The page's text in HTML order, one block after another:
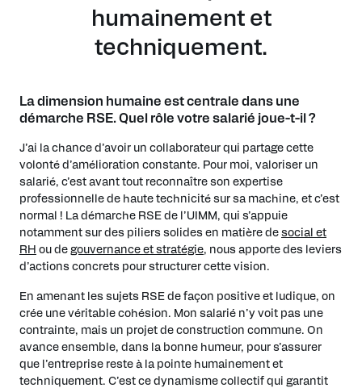
humainement et
techniquement.
La dimension humaine est centrale dans une
démarche RSE. Quel rôle votre salarié joue-t-il ?
J’ai la chance d’avoir un collaborateur qui partage cette
volonté d’amélioration constante. Pour moi, valoriser un
salarié, c’est avant tout reconnaître son expertise
professionnelle de haute technicité sur sa machine, et c’est
normal ! La démarche RSE de l’UIMM, qui s’appuie
notamment sur des piliers solides en matière desocial et
RH ou degouvernance et stratégie , nous apporte des leviers
d’actions concrets pour structurer cette vision.
En amenant les sujets RSE de façon positive et ludique, on
crée une véritable cohésion. Mon salarié n’y voit pas une
contrainte, mais un projet de construction commune. On
avance ensemble, dans la bonne humeur, pour s’assurer
que l’entreprise reste à la pointe humainement et
techniquement. C’est ce dynamisme collectif qui garantit